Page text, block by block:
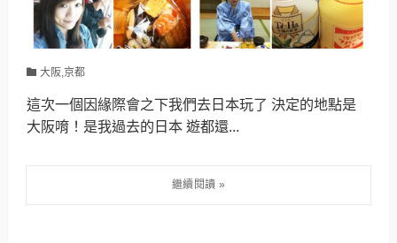
大阪,京都
這次一個因緣際會之下我們去日本玩了 決定的地點是
大阪唷！是我過去的日本 遊都還...